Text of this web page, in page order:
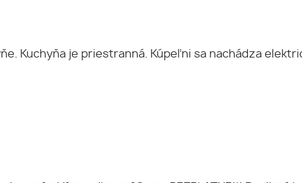
Kuchyňa je priestranná. Kúpeľni sa nachádza